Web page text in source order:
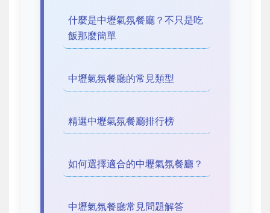
什麼是中壢氣氛餐廳？不只是吃
飯那麼簡單
中壢氣氛餐廳的常見類型
精選中壢氣氛餐廳排行榜
如何選擇適合的中壢氣氛餐廳？
中壢氣氛餐廳常見問題解答